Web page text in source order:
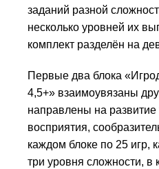
заданий разной
несколько уров­ней их
комплект разделён на
Первые два блока
4,5+» взаимоувязаны
направлены на развитие
восприятия,
каждом блоке по 25 игр,
три уровня сложности, в